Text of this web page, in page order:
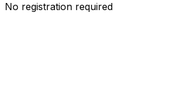
No registration required